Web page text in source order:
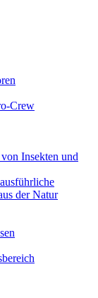
Crew
Insekten und
der Natur